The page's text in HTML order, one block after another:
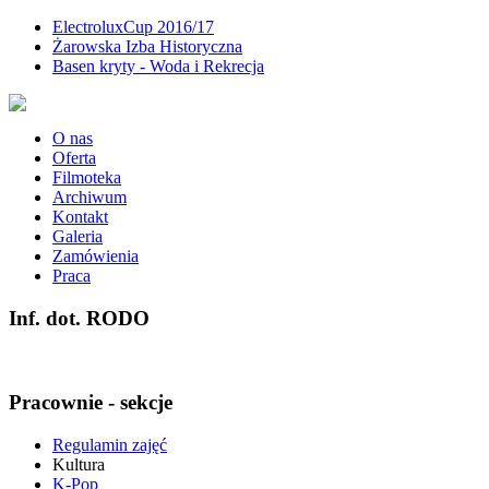
ElectroluxCup 2016/17
Żarowska Izba Historyczna
Basen kryty - Woda i Rekrecja
O nas
Oferta
Filmoteka
Archiwum
Kontakt
Galeria
Zamówienia
Praca
Inf. dot. RODO
Pracownie - sekcje
Regulamin zajęć
Kultura
K-Pop